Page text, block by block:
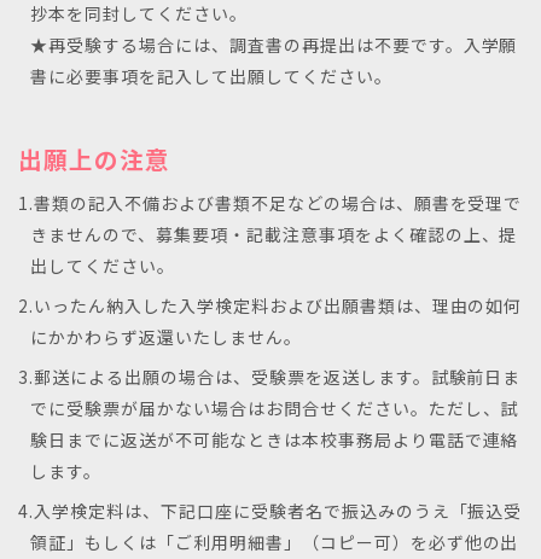
抄本を同封してください。
★再受験する場合には、調査書の再提出は不要です。入学願
書に必要事項を記入して出願してください。
出願上の注意
1.書類の記入不備および書類不足などの場合は、願書を受理で
きませんので、募集要項・記載注意事項をよく確認の上、提
出してください。
2.いったん納入した入学検定料および出願書類は、理由の如何
にかかわらず返還いたしません。
3.郵送による出願の場合は、受験票を返送します。試験前日ま
でに受験票が届かない場合はお問合せください。ただし、試
験日までに返送が不可能なときは本校事務局より電話で連絡
します。
4.入学検定料は、下記口座に受験者名で振込みのうえ「振込受
領証」もしくは「ご利用明細書」（コピー可）を必ず他の出